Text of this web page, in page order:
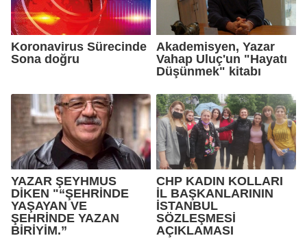
Koronavirus Sürecinde
Sona doğru
Akademisyen, Yazar
Vahap Uluç'un "Hayatı
Düşünmek" kitabı
YAZAR ŞEYHMUS
DİKEN "“ŞEHRİNDE
YAŞAYAN VE
ŞEHRİNDE YAZAN
BİRİYİM.”
CHP KADIN KOLLARI
İL BAŞKANLARININ
İSTANBUL
SÖZLEŞMESİ
AÇIKLAMASI